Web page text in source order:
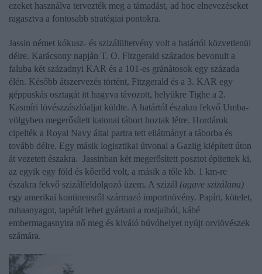
ezeket használva tervezték meg a támadást, ad hoc elnevezéseket
ragasztva a fontosabb stratégiai pontokra.
Jassin német kókusz- és szizálültetvény volt a határtól közvetlenül
délre. Karácsony napján T. O. Fitzgerald százados bevonult a
faluba két századnyi KAR és a 101-es gránátosok egy százada
élén. Később átszervezés történt, Fitzgerald és a 3. KAR egy
géppuskás osztagát itt hagyva távozott, helyükre Tighe a 2.
Kasmíri lövészzászlóaljat küldte. A határtól északra fekvő Umba-
völgyben megerősített katonai tábort hoztak létre. Hordárok
cipelték a Royal Navy által partra tett ellátmányt a táborba és
tovább délre. Egy másik logisztikai útvonal a Gaziig kiépített úton
át vezetett északra. Jassinban két megerősített posztot építettek ki,
az egyik egy föld és kőerőd volt, a másik a tőle kb. 1 km-re
északra fekvő szizálfeldolgozó üzem. A szizál (agave szizálana)
egy amerikai kontinensről származó importnövény. Papírt, kötelet,
ruhaanyagot, tapétát lehet gyártani a rostjaiból, kábé
embermagasnyira nő meg és kiváló búvóhelyet nyújt orvlövészek
számára.